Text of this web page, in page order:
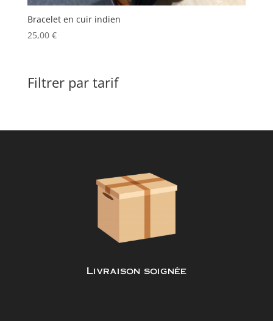
Bracelet en cuir indien
25,00 €
Filtrer par tarif
Livraison soignée